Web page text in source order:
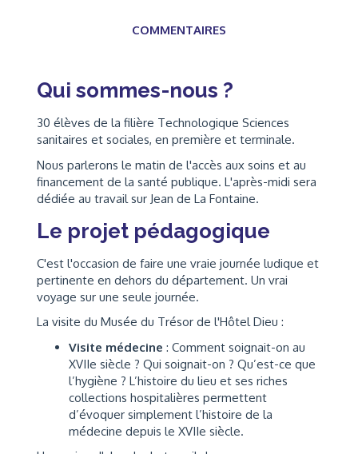
COMMENTAIRES
Qui sommes-nous ?
30 élèves de la filière Technologique Sciences
sanitaires et sociales, en première et terminale.
Nous parlerons le matin de l'accès aux soins et au
financement de la santé publique. L'après-midi sera
dédiée au travail sur Jean de La Fontaine.
Le projet pédagogique
C'est l'occasion de faire une vraie journée ludique et
pertinente en dehors du département. Un vrai
voyage sur une seule journée.
La visite du Musée du Trésor de l'Hôtel Dieu :
Visite médecine : Comment soignait-on au
XVIIe siècle ? Qui soignait-on ? Qu’est-ce que
l’hygiène ? L’histoire du lieu et ses riches
collections hospitalières permettent
d’évoquer simplement l’histoire de la
médecine depuis le XVIIe siècle.